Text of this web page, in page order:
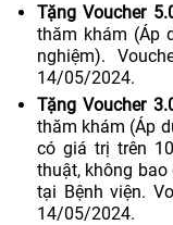
Tặng Voucher
thăm khám (Áp
nghiệm).
14/05/2024.
Tặng Voucher
thăm khám (Áp
có giá trị trên
thuật, không
tại Bệnh viện.
14/05/2024.